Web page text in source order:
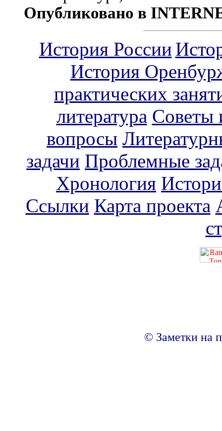
Опубликовано в
История России
История
практических
литература Советы
вопросы
задачи Проблемные
Хронология
Ссылки Карта проекта
© Заметки на